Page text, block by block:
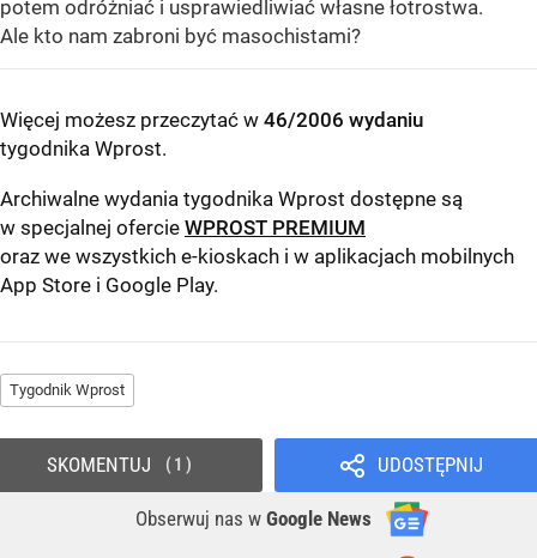
potem odróżniać i usprawiedliwiać własne łotrostwa.
Ale kto nam zabroni być masochistami?
Więcej możesz przeczytać w 46/2006 wydaniu
tygodnika Wprost.
Archiwalne wydania tygodnika Wprost dostępne są
w specjalnej ofercie WPROST PREMIUM
oraz we wszystkich e-kioskach i w aplikacjach mobilnych
App Store i Google Play.
Tygodnik Wprost
UDOSTĘPNIJ
Obserwuj nas w Google News
SKOMENTUJ 1